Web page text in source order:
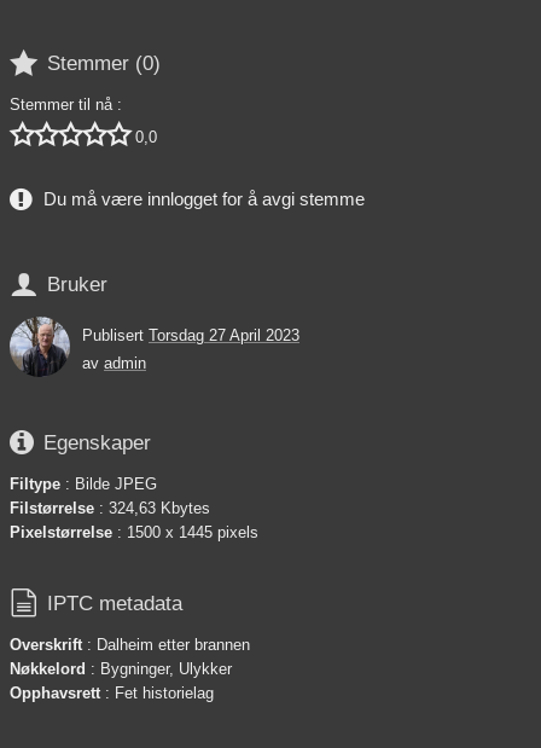
 Stemmer (0)
Stemmer til nå :
 0,0
Du må være innlogget for å avgi stemme
 Bruker
Publisert Torsdag 27 April 2023
av admin
 Egenskaper
Filtype : Bilde JPEG
Filstørrelse : 324,63 Kbytes
Pixelstørrelse : 1500 x 1445 pixels
 IPTC metadata
Overskrift: Dalheim etter brannen
Nøkkelord : Bygninger, Ulykker
Opphavsrett: Fet historielag